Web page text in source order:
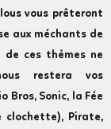
vous prêteront
aux méchants de
de ces thèmes ne
restera vos
Bros, Sonic, la Fée
clochette), Pirate,